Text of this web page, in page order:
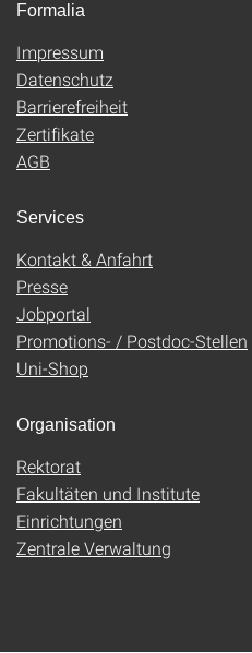
Formalia
Impressum
Datenschutz
Barrierefreiheit
Zertifikate
AGB
Services
Kontakt & Anfahrt
Presse
Jobportal
Promotions- / Postdoc-Stellen
Uni-Shop
Organisation
Rektorat
Fakultäten und Institute
Einrichtungen
Zentrale Verwaltung